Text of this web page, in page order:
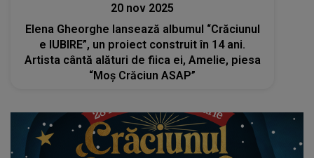
20 nov 2025
Elena Gheorghe lansează albumul “Crăciunul
e IUBIRE”, un proiect construit în 14 ani.
Artista cântă alături de fiica ei, Amelie, piesa
“Moș Crăciun ASAP”